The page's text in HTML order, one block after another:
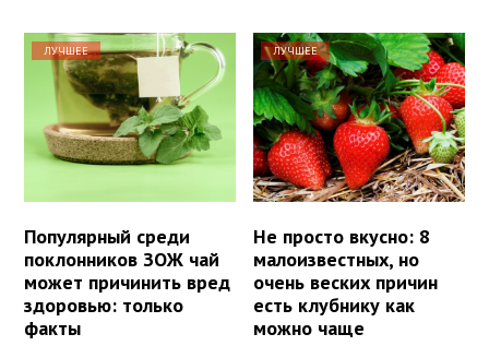
ЛУЧШЕЕ
Популярный среди
поклонников ЗОЖ чай
может причинить вред
здоровью: только
факты
ЛУЧШЕЕ
Не просто вкусно: 8
малоизвестных, но
очень веских причин
есть клубнику как
можно чаще